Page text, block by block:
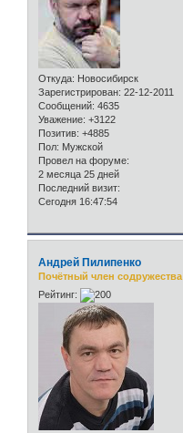
Откуда: Новосибирск
Зарегистрирован: 22-12-2011
Сообщений: 4635
Уважение: +3122
Позитив: +4885
Пол: Мужской
Провел на форуме:
2 месяца 25 дней
Последний визит:
Сегодня 16:47:54
Андрей Пилипенко
Почётный член содружества
Рейтинг: